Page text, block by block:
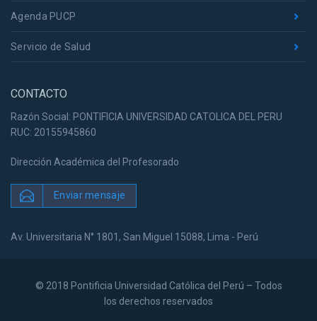
Agenda PUCP
Servicio de Salud
CONTACTO
Razón Social: PONTIFICIA UNIVERSIDAD CATOLICA DEL PERU
RUC: 20155945860
Dirección Académica del Profesorado
Enviar mensaje
Av. Universitaria N° 1801, San Miguel 15088, Lima - Perú
© 2018 Pontificia Universidad Católica del Perú – Todos
los derechos reservados